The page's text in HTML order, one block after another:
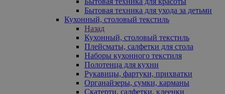
Бытовая техника для ухода за детьми
Кухонный, столовый текстиль
Назад
Кухонный, столовый текстиль
Плейсматы, салфетки для стола
Наборы кухонного текстиля
Полотенца для кухни
Рукавицы, фартуки, прихватки
Органайзеры, сумки, карманы
Скатерти, салфетки, клеенки